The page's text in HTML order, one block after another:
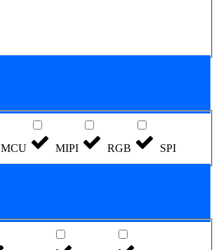
MCU MIPI RGB SPI